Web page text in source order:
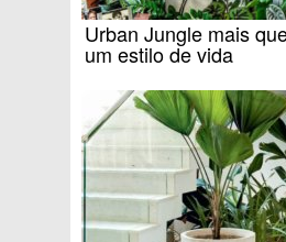
Urban Jungle mais
um estilo de vida